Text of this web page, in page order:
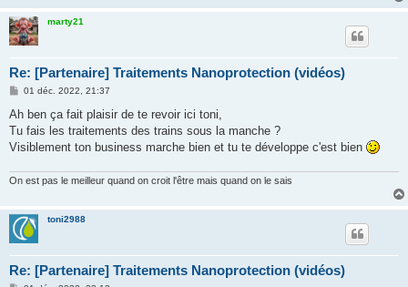
marty21
Re: [Partenaire] Traitements Nanoprotection (vidéos)
M
s
a
g
01 déc. 2022, 21:37
Ah ben ça fait plaisir de te revoir ici toni,
Tu fais les traitements des trains sous la manche ?
Visiblement ton business marche bien et tu te développe c'est bien
On est pas le meilleur quand on croit l'être mais quand on le sais
toni2988
Re: [Partenaire] Traitements Nanoprotection (vidéos)